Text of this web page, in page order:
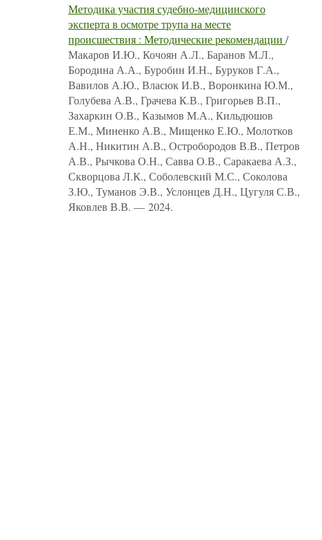
Методика участия судебно-медицинского
эксперта в осмотре трупа на месте
происшествия : Методические рекомендации /
Макаров И.Ю., Кочоян А.Л., Баранов М.Л.,
Бородина А.А., Буробин И.Н., Буруков Г.А.,
Вавилов А.Ю., Власюк И.В., Воронкина Ю.М.,
Голубева А.В., Грачева К.В., Григорьев В.П.,
Захаркин О.В., Казымов М.А., Кильдюшов
Е.М., Миненко А.В., Мищенко Е.Ю., Молотков
А.Н., Никитин А.В., Остробородов В.В., Петров
А.В., Рычкова О.Н., Савва О.В., Саракаева А.З.,
Скворцова Л.К., Соболевский М.С., Соколова
З.Ю., Туманов Э.В., Услонцев Д.Н., Цугуля С.В.,
Яковлев В.В. — 2024.